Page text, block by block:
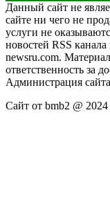
Данный сайт не
сайте ни чего не
услуги не
новостей RSS
newsru.com.
ответственность за
Администрация
Сайт от bmb2 @ 2024